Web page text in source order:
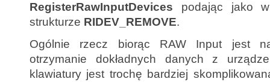
RegisterRawInputDevices podając jako
strukturze RIDEV_REMOVE.
Ogólnie rzecz biorąc RAW Input jest
otrzymanie dokładnych danych z
klawiatury jest trochę bardziej